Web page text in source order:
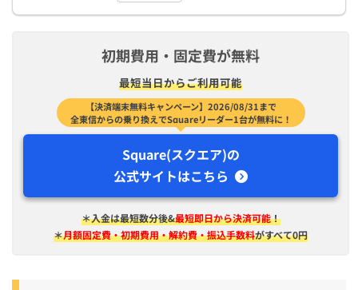
初期費用・固定費が無料
最短​当日から​ご利用可能
【決済端末無料キャンペーン】2026/08/31まで
全東信からの乗り換えでSquareリーダー1台が無料に！
Square(スクエア)の
公式サイトはこちら
＊入金は​最短​数分後&最短即日から決済可能！
＊月額固定費・初期費用・解約費・振込手数料がすべて0円